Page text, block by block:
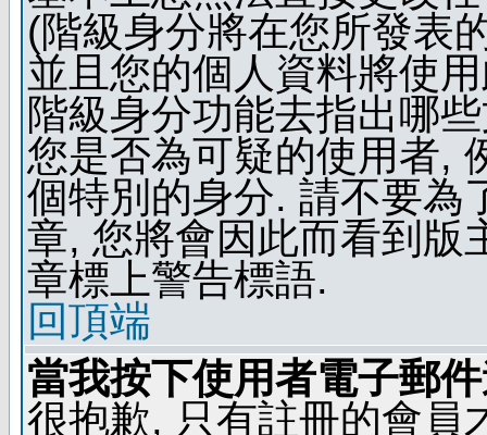
(階級身分將在您所發表
並且您的個人資料將使
階級身分功能去指出哪
您是否為可疑的使用者,
個特別的身分. 請不要為
章, 您將會因此而看到版
章標上警告標語.
回頂端
當我按下使用者電子郵
很抱歉, 只有註冊的會員